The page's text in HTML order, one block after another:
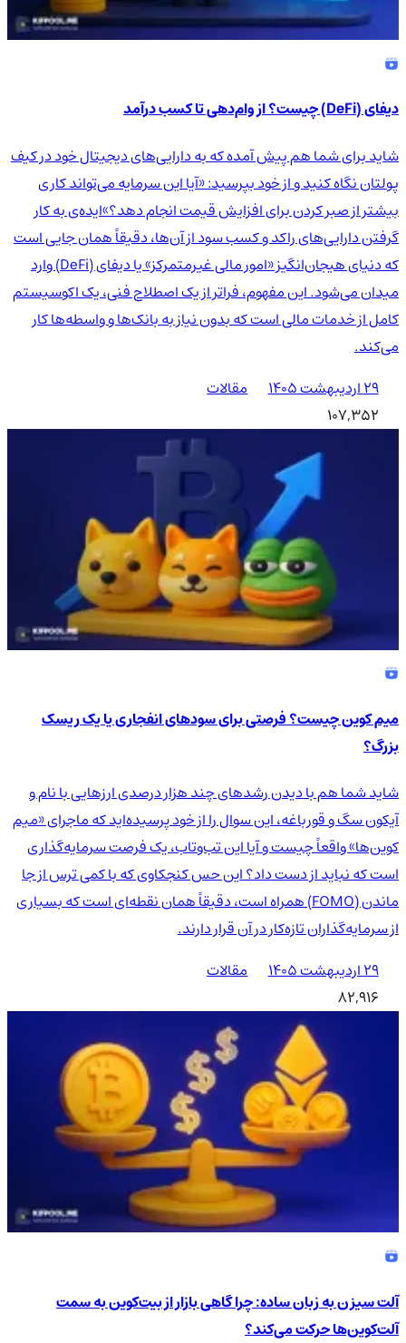
دیفای (DeFi) چیست؟ از وام‌دهی تا کسب درآمد
شاید برای شما هم پیش آمده که به دارایی‌های دیجیتال خود در کیف
پولتان نگاه کنید و از خود بپرسید: «آیا این سرمایه می‌تواند کاری
بیشتر از صبر کردن برای افزایش قیمت انجام دهد؟»ایده‌ی به کار
گرفتن دارایی‌های راکد و کسب سود از آن‌ها، دقیقاً همان جایی است
که دنیای هیجان‌انگیز «امور مالی غیرمتمرکز» یا دیفای (DeFi) وارد
میدان می‌شود. این مفهوم، فراتر از یک اصطلاح فنی، یک اکوسیستم
کامل از خدمات مالی است که بدون نیاز به بانک‌ها و واسطه‌ها کار
می‌کند.
۲۹ اردیبهشت ۱۴۰۵
مقالات
107,352
میم کوین چیست؟ فرصتی برای سودهای انفجاری یا یک ریسک
بزرگ؟
شاید شما هم با دیدن رشدهای چند هزار درصدی ارزهایی با نام و
آیکون سگ و قورباغه، این سوال را از خود پرسیده‌اید که ماجرای «میم
کوین‌ها» واقعاً چیست و آیا این تب‌وتاب، یک فرصت سرمایه‌گذاری
است که نباید از دست داد؟ این حس کنجکاوی که با کمی ترس از جا
ماندن (FOMO) همراه است، دقیقاً همان نقطه‌ای است که بسیاری
از سرمایه‌گذاران تازه‌کار در آن قرار دارند.
۲۹ اردیبهشت ۱۴۰۵
مقالات
82,916
آلت سیزن به زبان ساده: چرا گاهی بازار از بیت‌کوین به سمت
آلت‌کوین‌ها حرکت می‌کند؟